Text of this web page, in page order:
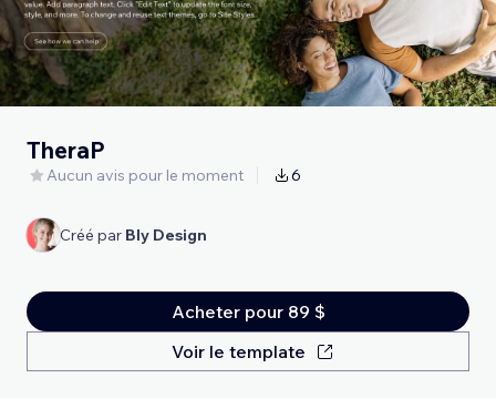
TheraP
Aucun avis pour le moment 6
Créé par Bly Design
Acheter pour 89 $
Voir le template